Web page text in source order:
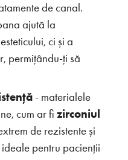
de canal.
ajută la
ci și a
permițându-ți să
- materialele
cum ar fi zirconiul
de rezistente și
pentru pacienții